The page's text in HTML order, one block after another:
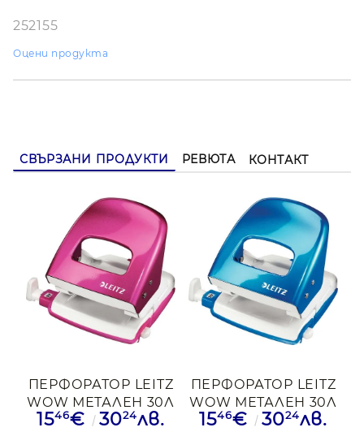
252155
Оцени продукта
СВЪРЗАНИ ПРОДУКТИ РЕВЮТА КОНТАКТ
ПЕРФОРАТОР LEITZ
WOW МЕТАЛЕН 30Л
РЗВ
1546€ 3024лв.
ПЕРФОРАТОР LEITZ
WOW МЕТАЛЕН 30Л
СИН
1546€ 3024лв.